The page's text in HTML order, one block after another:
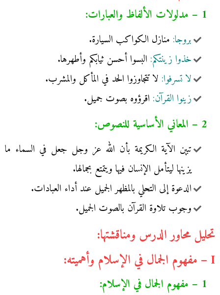
1 – مدلولات الألفاظ والعبارات:
بروجا: منازل الكواكب السيارة.
خذوا زينتكم: البسوا أحسن ثيابكم وأطهرها.
لا تسرفوا: لا تتجاوزوا الحد في المأكل والمشرب.
زينوا القرآن: اقرؤوه بصوت جميل.
2 – المعاني الأساسية للنصوص:
تبين الآية الكريمة بأن الله عز وجل جعل في السماء ما
يزينها ليتأمل الإنسان فيها ويتمتع بجمالها.
الدعوة إلى التحلي بالمظهر الجميل عند أداء العبادات.
وجوب تلاوة القرآن بالصوت الجميل.
تحليل محاور الدرس ومناقشتها:
I – مفهوم الجمال في الإسلام وأهميته:
1 – مفهوم الجمال في الإسلام: